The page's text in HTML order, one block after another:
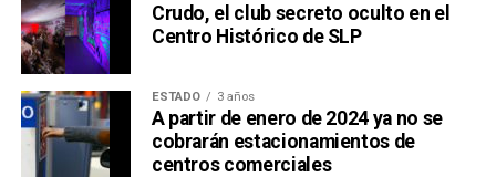
Crudo, el club secreto oculto en el
Centro Histórico de SLP
ESTADO 3 años
A partir de enero de 2024 ya no se
cobrarán estacionamientos de
centros comerciales